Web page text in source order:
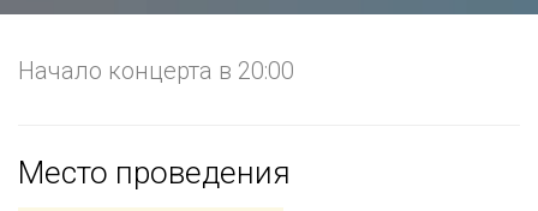
Начало концерта в 20:00
Место проведения